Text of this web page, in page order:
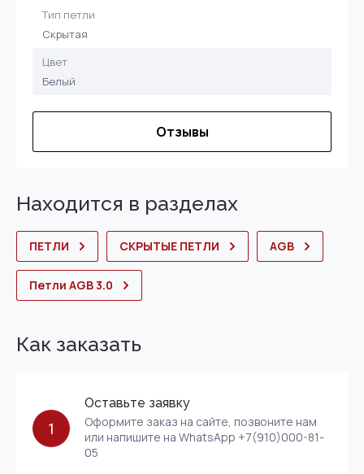
Тип петли
Скрытая
Цвет
Белый
Отзывы
Находится в разделах
ПЕТЛИ СКРЫТЫЕ ПЕТЛИ AGB
Петли AGB 3.0
Как заказать
1
Оставьте заявку
Оформите заказ на сайте, позвоните нам
или напишите на WhatsApp +7(910)000-81-
05